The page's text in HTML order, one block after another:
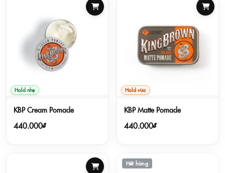
Hold nhẹ
KBP Cream Pomade
440.000₫
Hold vừa
KBP Matte Pomade
440.000₫
Hết hàng